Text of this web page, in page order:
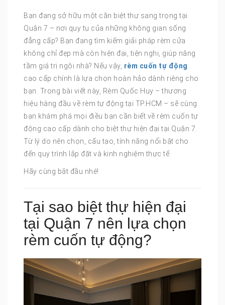
Bạn đang sở hữu một căn biệt thự sang trọng tại
Quận 7 – nơi quy tụ của những không gian sống
đẳng cấp? Bạn đang tìm kiếm giải pháp rèm cửa
không chỉ đẹp mà còn hiện đại, tiện nghi, giúp nâng
tầm giá trị ngôi nhà? Nếu vậy, rèm cuốn tự động
cao cấp chính là lựa chọn hoàn hảo dành riêng cho
bạn. Trong bài viết này, Rèm Quốc Huy – thương
hiệu hàng đầu về rèm tự động tại TP.HCM – sẽ cùng
bạn khám phá mọi điều bạn cần biết về rèm cuốn tự
động cao cấp dành cho biệt thự hiện đại tại Quận 7.
Từ lý do nên chọn, cấu tạo, tính năng nổi bật cho
đến quy trình lắp đặt và kinh nghiệm thực tế.
Hãy cùng bắt đầu nhé!
Tại sao biệt thự hiện đại
tại Quận 7 nên lựa chọn
rèm cuốn tự động?